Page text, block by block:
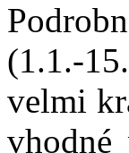
(1.1.-
velmi